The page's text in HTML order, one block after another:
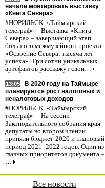
начали монтировать выставку
«Книга Севера»
#НОРИЛЬСК. «Таймырский
телеграф» – Выставка «Книга
Севера» – завершающий этап
большого межмузейного проекта
«Освоение Севера: тысяча лет
успеха». Три сотни уникальных
артефактов расскажут свои…
13:05
В 2020 году на Таймыре
планируется рост налоговых и
неналоговых доходов
#НОРИЛЬСК. «Таймырский
телеграф» – На сессии
Законодательного собрания края
депутаты во втором чтении
приняли бюджет-2020 и плановый
период 2021–2022 годов. Один из
главных приоритетов документа –
…
Все новости